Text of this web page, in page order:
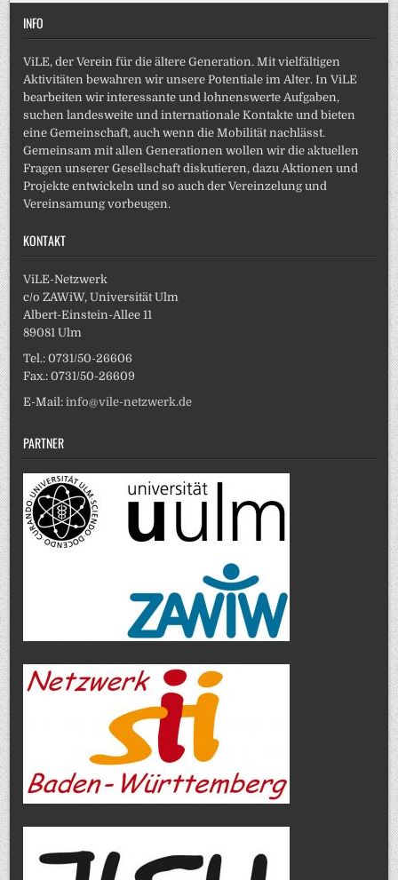
INFO
ViLE, der Verein für die ältere Generation. Mit vielfältigen
Aktivitäten bewahren wir unsere Potentiale im Alter. In ViLE
bearbeiten wir interessante und lohnenswerte Aufgaben,
suchen landesweite und internationale Kontakte und bieten
eine Gemeinschaft, auch wenn die Mobilität nachlässt.
Gemeinsam mit allen Generationen wollen wir die aktuellen
Fragen unserer Gesellschaft diskutieren, dazu Aktionen und
Projekte entwickeln und so auch der Vereinzelung und
Vereinsamung vorbeugen.
KONTAKT
ViLE-Netzwerk
c/o ZAWiW, Universität Ulm
Albert-Einstein-Allee 11
89081 Ulm
Tel.: 0731/50-26606
Fax.: 0731/50-26609
E-Mail:info@vile-netzwerk.de
PARTNER